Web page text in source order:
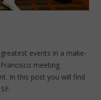
events in a make-
meeting
In this post you will find